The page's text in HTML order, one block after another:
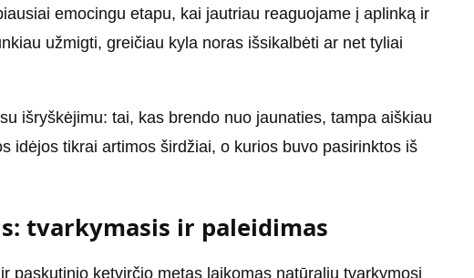
emocingu etapu, kai jautriau reaguojame į aplinką ir
užmigti, greičiau kyla noras išsikalbėti ar net tyliai
išryškėjimu: tai, kas brendo nuo jaunaties, tampa aiškiau
idėjos tikrai artimos širdžiai, o kurios buvo pasirinktos iš
tvarkymasis ir paleidimas
paskutinio ketvirčio metas laikomas natūraliu tvarkymosi